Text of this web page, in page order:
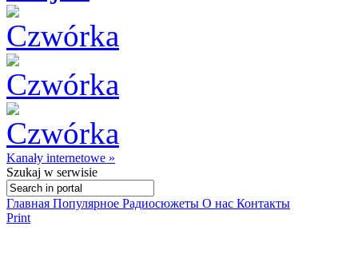
Kanały internetowe »
Szukaj w serwisie
Главная Популярное Радиосюжеты О нас Контакты
Print